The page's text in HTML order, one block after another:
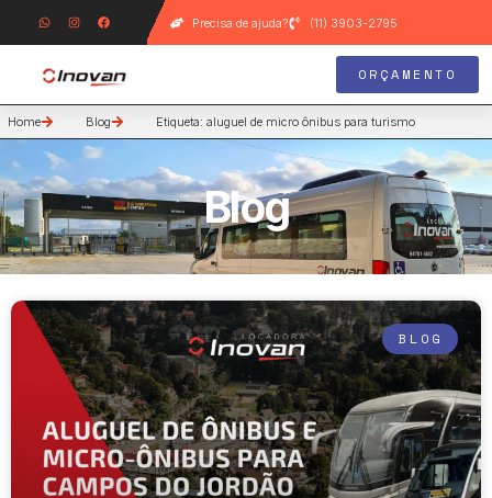
Precisa de ajuda? (11) 3903-2795
ORÇAMENTO
Home Blog Etiqueta: aluguel de micro ônibus para turismo
Blog
BLOG